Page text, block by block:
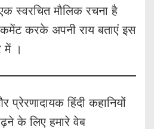
स्वरचित मौलिक रचना है
करके अपनी राय बताएं इस
में ।
प्रेरणादायक हिंदी कहानियों
के लिए हमारे वेब